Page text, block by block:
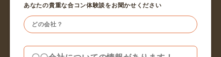
あなたの貴重な合コン体験談をお聞かせください